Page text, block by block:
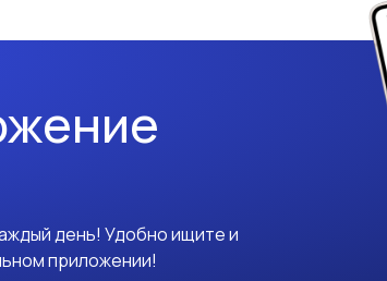
день! Удобно ищите и
приложении!